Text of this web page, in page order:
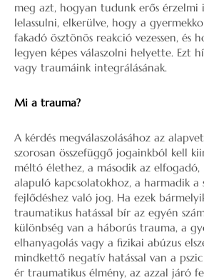
meg azt, hogyan tudunk erős érzelmi
lelassulni, elkerülve, hogy a
fakadó ösztönös reakció vezessen, és
legyen képes válaszolni helyette. Ezt
vagy traumáink integrálásának.
Mi a trauma?
A kérdés megválaszolásához az
szorosan összefüggő jogainkból kell
méltó élethez, a második az elfogadó,
alapuló kapcsolatokhoz, a harmadik a
fejlődéshez való jog. Ha ezek
traumatikus hatással bír az egyén
különbség van a háborús trauma, a
elhanyagolás vagy a fizikai abúzus
mindkettő negatív hatással van a
ér traumatikus élmény, az azzal járó